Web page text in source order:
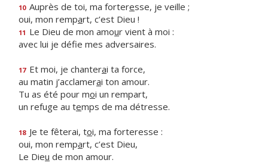
10 Auprès de toi, ma forteresse, je veille ;
oui, mon rempart, c’est Dieu !
11 Le Dieu de mon amour vient à moi :
avec lui je défe mes adversaires.
17 Et moi, je chanterai ta force,
au matin j’acclamerai ton amour.
Tu as été pour moi un rempart,
un refuge au temps de ma détresse.
18 Je te fêterai, toi, ma forteresse :
oui, mon rempart, c’est Dieu,
Le Dieu de mon amour.